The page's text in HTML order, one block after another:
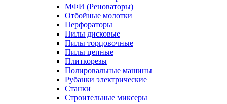
МФИ (Реноваторы)
Отбойные молотки
Перфораторы
Пилы дисковые
Пилы торцовочные
Пилы цепные
Плиткорезы
Полировальные машины
Рубанки электрические
Станки
Строительные миксеры